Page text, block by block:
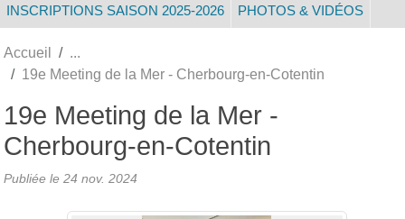
INSCRIPTIONS SAISON 2025-2026 PHOTOS & VIDÉOS
Accueil
19e Meeting de la Mer - Cherbourg-en-Cotentin
19e Meeting de la Mer -
Cherbourg-en-Cotentin
Publiée le 24 nov. 2024